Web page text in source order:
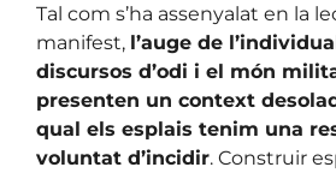
Tal com s’ha assenyalat en la
manifest, l’auge de
discursos d’odi i el món
presenten un context
qual els esplais tenim una
voluntat d’incidir. Construir